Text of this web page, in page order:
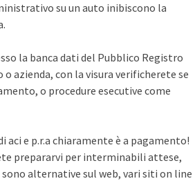
su un auto inibiscono la
la banca dati del Pubblico Registro
azienda, con la visura verificherete se
o procedure esecutive come
aci e p.r.a chiaramente è a pagamento!
prepararvi per interminabili attese,
sono alternative sul web, vari siti on line